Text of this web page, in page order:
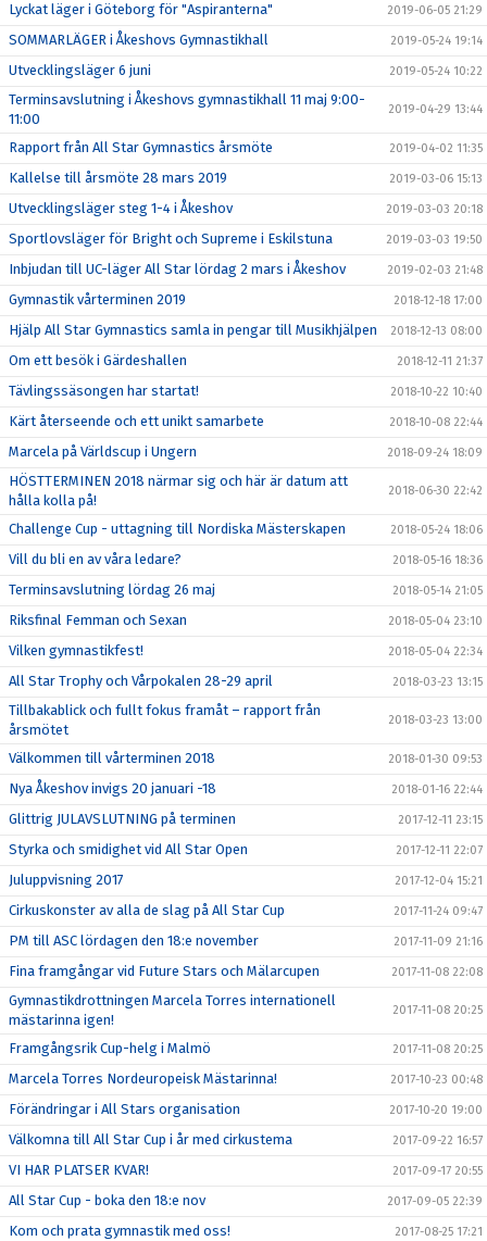
Lyckat läger i Göteborg för "Aspiranterna" 2019-06-05 21:29
SOMMARLÄGER i Åkeshovs Gymnastikhall 2019-05-24 19:14
Utvecklingsläger 6 juni 2019-05-24 10:22
Terminsavslutning i Åkeshovs gymnastikhall 11 maj 9:00-
11:00
2019-04-29 13:44
Rapport från All Star Gymnastics årsmöte 2019-04-02 11:35
Kallelse till årsmöte 28 mars 2019 2019-03-06 15:13
Utvecklingsläger steg 1-4 i Åkeshov 2019-03-03 20:18
Sportlovsläger för Bright och Supreme i Eskilstuna 2019-03-03 19:50
Inbjudan till UC-läger All Star lördag 2 mars i Åkeshov 2019-02-03 21:48
Gymnastik vårterminen 2019 2018-12-18 17:00
Hjälp All Star Gymnastics samla in pengar till Musikhjälpen 2018-12-13 08:00
Om ett besök i Gärdeshallen 2018-12-11 21:37
Tävlingssäsongen har startat! 2018-10-22 10:40
Kärt återseende och ett unikt samarbete 2018-10-08 22:44
Marcela på Världscup i Ungern 2018-09-24 18:09
HÖSTTERMINEN 2018 närmar sig och här är datum att
hålla kolla på!
2018-06-30 22:42
Challenge Cup - uttagning till Nordiska Mästerskapen 2018-05-24 18:06
Vill du bli en av våra ledare? 2018-05-16 18:36
Terminsavslutning lördag 26 maj 2018-05-14 21:05
Riksfinal Femman och Sexan 2018-05-04 23:10
Vilken gymnastikfest! 2018-05-04 22:34
All Star Trophy och Vårpokalen 28-29 april 2018-03-23 13:15
Tillbakablick och fullt fokus framåt – rapport från
årsmötet
2018-03-23 13:00
Välkommen till vårterminen 2018 2018-01-30 09:53
Nya Åkeshov invigs 20 januari -18 2018-01-16 22:44
Glittrig JULAVSLUTNING på terminen 2017-12-11 23:15
Styrka och smidighet vid All Star Open 2017-12-11 22:07
Juluppvisning 2017 2017-12-04 15:21
Cirkuskonster av alla de slag på All Star Cup 2017-11-24 09:47
PM till ASC lördagen den 18:e november 2017-11-09 21:16
Fina framgångar vid Future Stars och Mälarcupen 2017-11-08 22:08
Gymnastikdrottningen Marcela Torres internationell
mästarinna igen!
2017-11-08 20:25
Framgångsrik Cup-helg i Malmö 2017-11-08 20:25
Marcela Torres Nordeuropeisk Mästarinna! 2017-10-23 00:48
Förändringar i All Stars organisation 2017-10-20 19:00
Välkomna till All Star Cup i år med cirkustema 2017-09-22 16:57
VI HAR PLATSER KVAR! 2017-09-17 20:55
All Star Cup - boka den 18:e nov 2017-09-05 22:39
Kom och prata gymnastik med oss! 2017-08-25 17:21